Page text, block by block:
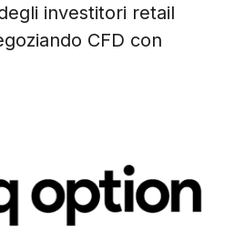
investitori retail
CFD con